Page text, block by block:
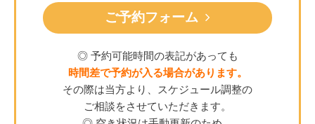
ご予約フォーム
◎ 予約可能時間の表記があっても
時間差で予約が入る場合があります。
その際は当方より、スケジュール調整の
ご相談をさせていただきます。